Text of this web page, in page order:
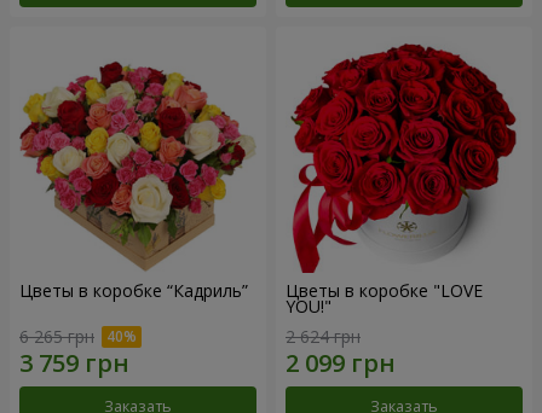
Цветы в коробке “Кадриль”
6 265 грн
Заказать
Цветы в коробке "LOVE
YOU!"
2 624 грн
Заказать